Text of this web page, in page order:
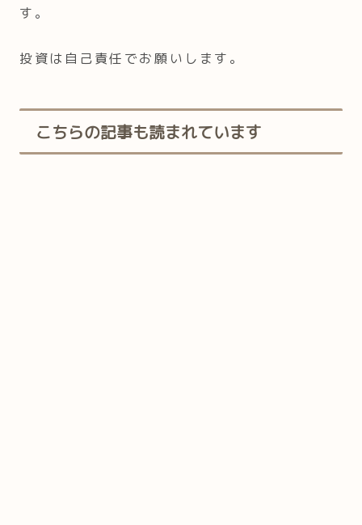
す。
投資は自己責任でお願いします。
こちらの記事も読まれています